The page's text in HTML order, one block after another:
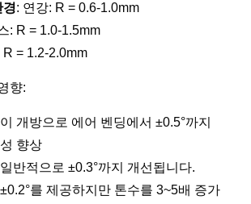
경: 연강: R = 0.6-1.0mm
: R = 1.0-1.5mm
R = 1.2-2.0mm
향:
개방으로 에어 벤딩에서 ±0.5°까지
향상
반적으로 ±0.3°까지 개선됩니다.
를 제공하지만 톤수를 3~5배 증가